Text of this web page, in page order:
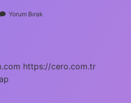
Yorum Bırak
https://cero.com.tr